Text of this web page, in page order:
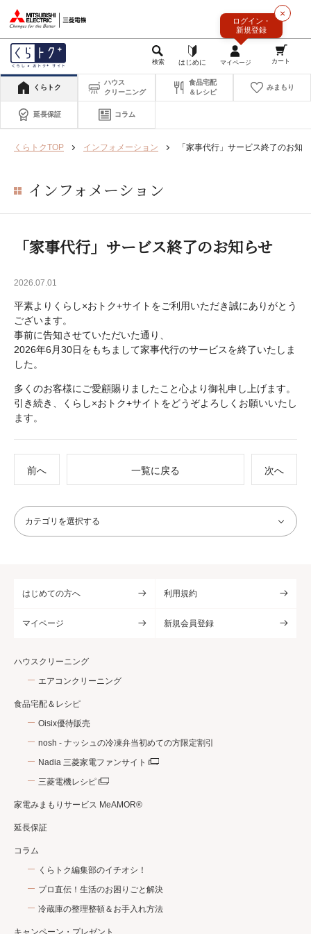
×
ログイン・
新規登録
くらトク
ハウス
クリーニング
食品宅配
＆レシピ
みまもり
延長保証 コラム
くらトクTOP インフォメーション 「家事代行」サービス終了のお知
インフォメーション
「家事代行」サービス終了のお知らせ
2026.07.01
平素よりくらし×おトク+サイトをご利用いただき誠にありがとう
ございます。
事前に告知させていただいた通り、
2026年6月30日をもちまして家事代行のサービスを終了いたしま
した。
多くのお客様にご愛顧賜りましたこと心より御礼申し上げます。
引き続き、くらし×おトク+サイトをどうぞよろしくお願いいたし
ます。
前へ 一覧に戻る 次へ
はじめての方へ 利用規約
マイページ 新規会員登録
ハウスクリーニング
エアコンクリーニング
食品宅配＆レシピ
Oisix優待販売
nosh - ナッシュの冷凍弁当初めての方限定割引
Nadia 三菱家電ファンサイト
三菱電機レシピ
家電みまもりサービス MeAMOR®
延長保証
コラム
くらトク編集部のイチオシ！
プロ直伝！生活のお困りごと解決
冷蔵庫の整理整頓＆お手入れ方法
キャンペーン・プレゼント